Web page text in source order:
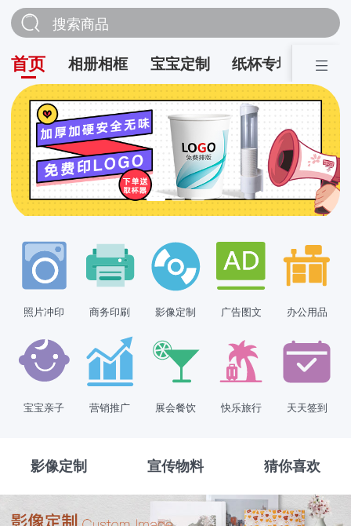
搜索商品
首页 相册相框 宝宝定制 纸杯专场 营销
照片冲印 商务印刷 影像定制 广告图文 办公用品
宝宝亲子 营销推广 展会餐饮 快乐旅行 天天签到
影像定制 宣传物料 猜你喜欢